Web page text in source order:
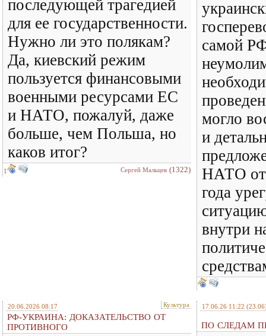
последующей трагедией
для ее государственности.
Нужно ли это полякам?
Да, киевский режим
пользуется финансовыми
военными ресурсами ЕС
и НАТО, пожалуй, даже
больше, чем Польша, но
каков итог?
1 Сергей Мальцев (1322)
самой
могло
и
НАТО от
года
внутри
20.06.2026 08:17 Культура
РФ-УКРАИНА: ДОКАЗАТЕЛЬСТВО ОТ
ПРОТИВНОГО
17.06.26 11:22
ПО СЛЕДАМ